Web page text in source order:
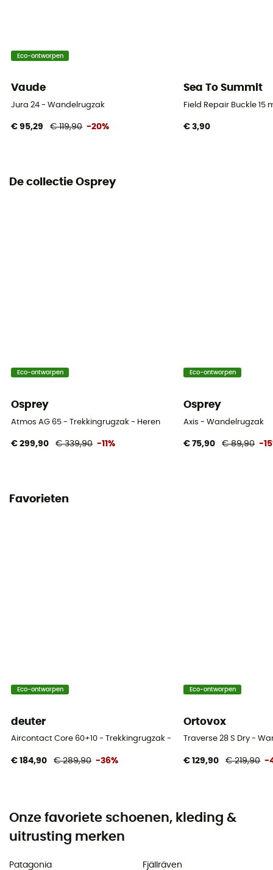
26 L
Dimensie
48 x 28 x 28 cm
Toegang tot tas
Ja
Eco-ontworpen
Vaude
Jura 24 - Wandelrugzak
€ 95,29 € 119,90 -20%
Sea To Summit
Field Repair Buckle 15
€ 3,90
De collectie Osprey
Eco-ontworpen
Osprey
Atmos AG 65 - Trekkingrugzak - Heren
€ 299,90 € 339,90 -11%
Eco-ontworpen
Osprey
Axis - Wandelrugzak
€ 75,90 € 89,90 -
Favorieten
Eco-ontworpen
deuter
Aircontact Core 60+10 - Trekkingrugzak - Heren
€ 184,90 € 289,90 -36%
Eco-ontworpen
Ortovox
Traverse 28 S Dry -
€ 129,90 € 219,90 -
Onze favoriete schoenen, kleding &
uitrusting merken
Patagonia
Fjällräven